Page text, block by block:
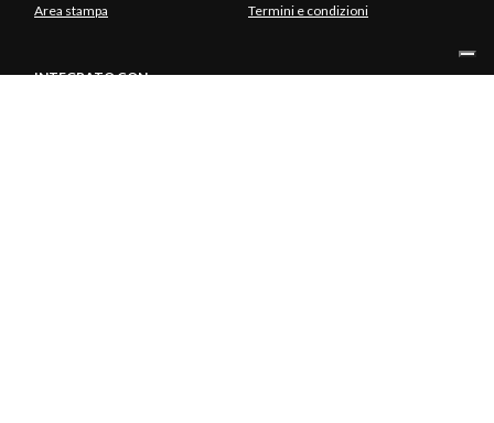
Area stampa Termini e condizioni
INTEGRATO CON